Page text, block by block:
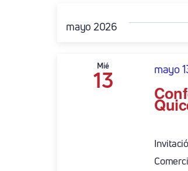
mayo 2026
Mié
13 mayo